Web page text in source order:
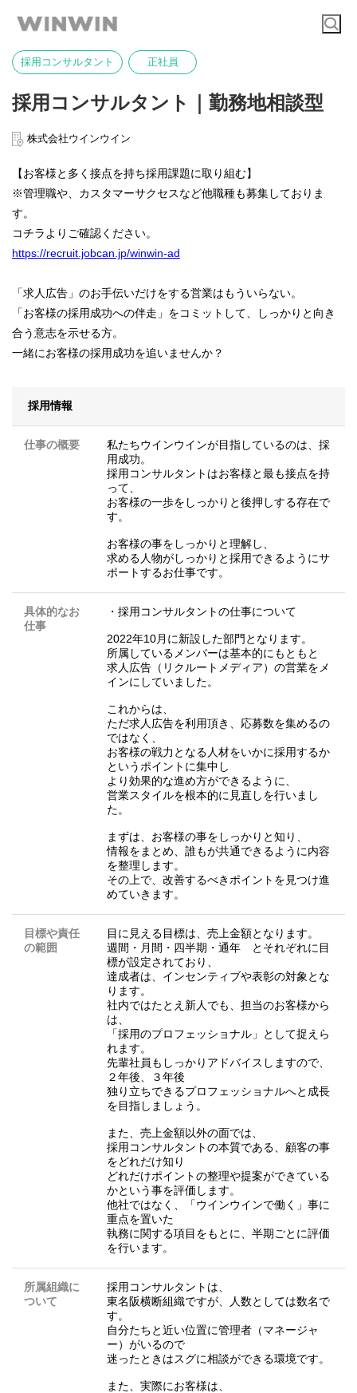
採用コンサルタント 正社員
採用コンサルタント｜勤務地相談型
株式会社ウインウイン
【お客様と多く接点を持ち採用課題に取り組む】
※管理職や、カスタマーサクセスなど他職種も募集しておりま
す。
コチラよりご確認ください。
https://recruit.jobcan.jp/winwin-ad
「求人広告」のお手伝いだけをする営業はもういらない。
「お客様の採用成功への伴走」をコミットして、しっかりと向き
合う意志を示せる方。
一緒にお客様の採用成功を追いませんか？
採用情報
仕事の概要
私たちウインウインが目指しているのは、採
用成功。
採用コンサルタントはお客様と最も接点を持
って、
お客様の一歩をしっかりと後押しする存在で
す。
お客様の事をしっかりと理解し、
求める人物がしっかりと採用できるようにサ
ポートするお仕事です。
具体的なお
仕事
・採用コンサルタントの仕事について
2022年10月に新設した部門となります。
所属しているメンバーは基本的にもともと
求人広告（リクルートメディア）の営業をメ
インにしていました。
これからは、
ただ求人広告を利用頂き、応募数を集めるの
ではなく、
お客様の戦力となる人材をいかに採用するか
というポイントに集中し
より効果的な進め方ができるように、
営業スタイルを根本的に見直しを行いまし
た。
まずは、お客様の事をしっかりと知り、
情報をまとめ、誰もが共通できるように内容
を整理します。
その上で、改善するべきポイントを見つけ進
めていきます。
目標や責任
の範囲
目に見える目標は、売上金額となります。
週間・月間・四半期・通年 とそれぞれに目
標が設定されており、
達成者は、インセンティブや表彰の対象とな
ります。
社内ではたとえ新人でも、担当のお客様から
は、
「採用のプロフェッショナル」として捉えら
れます。
先輩社員もしっかりアドバイスしますので、
２年後、３年後
独り立ちできるプロフェッショナルへと成長
を目指しましょう。
また、売上金額以外の面では、
採用コンサルタントの本質である、顧客の事
をどれだけ知り
どれだけポイントの整理や提案ができている
かという事を評価します。
他社ではなく、「ウインウインで働く」事に
重点を置いた
執務に関する項目をもとに、半期ごとに評価
を行います。
所属組織に
ついて
採用コンサルタントは、
東名阪横断組織ですが、人数としては数名で
す。
自分たちと近い位置に管理者（マネージャ
ー）がいるので
迷ったときはスグに相談ができる環境です。
また、実際にお客様は、